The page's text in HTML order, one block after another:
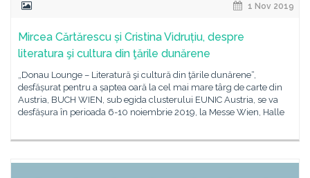
1 Nov 2019
Mircea Cărtărescu și Cristina Vidruțiu, despre
literatura şi cultura din ţările dunărene
„Donau Lounge – Literatură şi cultură din ţările dunărene“,
desfășurat pentru a șaptea oară la cel mai mare târg de carte din
Austria, BUCH WIEN, sub egida clusterului EUNIC Austria, se va
desfășura în perioada 6-10 noiembrie 2019, la Messe Wien, Halle